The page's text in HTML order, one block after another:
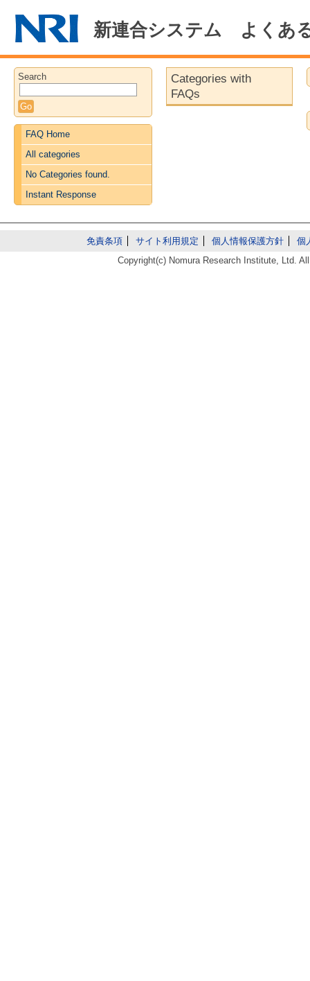
新連合システム よくあ
Search
FAQ Home
All categories
No Categories found.
Instant Response
Categories with
FAQs
免責条項 サイト利用規定 個人情報保護方針
個
Copyright(c) Nomura Research Institute, Ltd.